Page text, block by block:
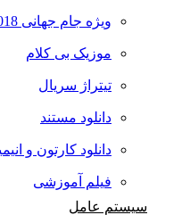
ویژه جام جهانی 2018 روسیه
موزیک بی کلام
تیتراژ سریال
دانلود مستند
دانلود کارتون و انیمیشن
فیلم آموزشی
سیستم عامل